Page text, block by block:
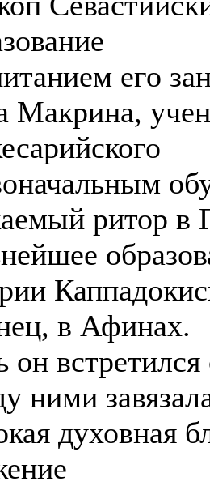
его
Макрина,
ритор в
в Афинах.
он
ними
духовная